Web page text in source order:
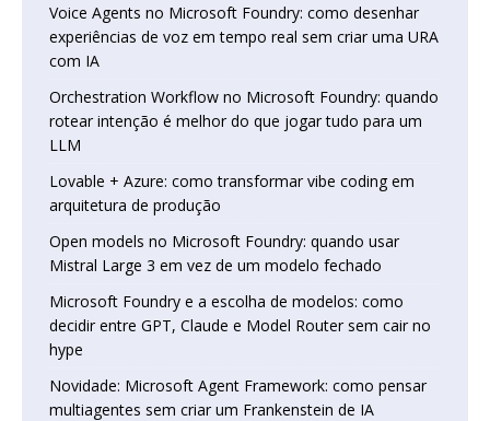
Voice Agents no Microsoft Foundry: como desenhar
experiências de voz em tempo real sem criar uma URA
com IA
Orchestration Workflow no Microsoft Foundry: quando
rotear intenção é melhor do que jogar tudo para um
LLM
Lovable + Azure: como transformar vibe coding em
arquitetura de produção
Open models no Microsoft Foundry: quando usar
Mistral Large 3 em vez de um modelo fechado
Microsoft Foundry e a escolha de modelos: como
decidir entre GPT, Claude e Model Router sem cair no
hype
Novidade: Microsoft Agent Framework: como pensar
multiagentes sem criar um Frankenstein de IA